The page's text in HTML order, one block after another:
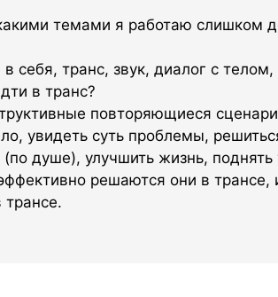
темами я работаю слишком
себя, транс, звук, диалог с
в транс?
повторяющиеся
увидеть суть проблемы,
душе), улучшить жизнь, поднять
решаются они в